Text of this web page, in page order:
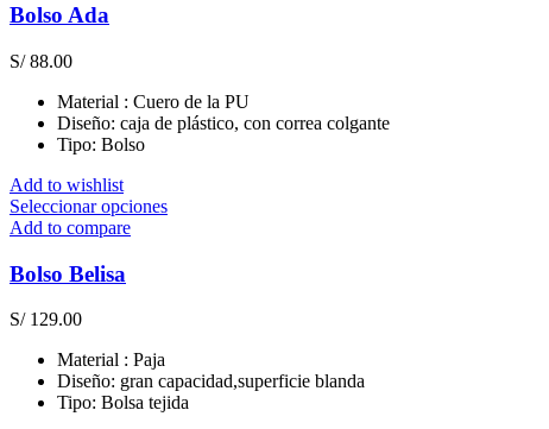
Bolso Ada
S/88.00
Material : Cuero de la PU
Diseño: caja de plástico, con correa colgante
Tipo: Bolso
Add to wishlist
Seleccionar opcionesEste
pueden
elegir
Add to compare
Bolso Belisa
S/129.00
Material : Paja
Diseño: gran capacidad,superficie blanda
Tipo: Bolsa tejida